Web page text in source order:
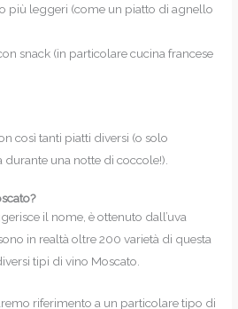
più leggeri (come un piatto di agnello
snack (in particolare cucina francese
così tanti piatti diversi (o solo
una notte di coccole!).
il nome, è ottenuto dall’uva
in realtà oltre 200 varietà di questa
tipi di vino Moscato.
riferimento a un particolare tipo di